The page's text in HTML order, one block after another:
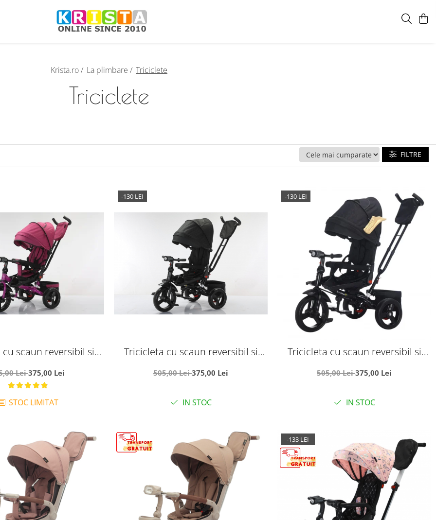
Krista.ro / La plimbare / Triciclete
Triciclete
FILTRE
scaun reversibil si
Lei375,00 Lei
STOC LIMITAT
-130 LEI
Tricicleta cu scaun reversibil si
505,00 Lei375,00 Lei
IN STOC
-130 LEI
Tricicleta cu scaun reversibil si
aripi aurii
505,00 Lei375,00 Lei
IN STOC
-133 LEI